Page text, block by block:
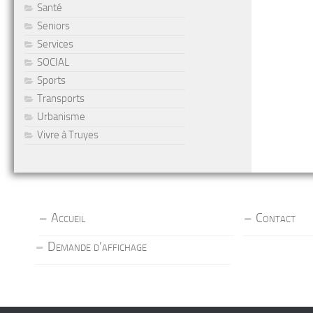
Santé
Seniors
Services
SOCIAL
Sports
Transports
Urbanisme
Vivre à Truyes
Accueil Contact
Demande d’affichage